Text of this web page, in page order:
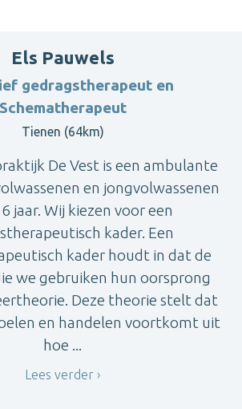
Els Pauwels
gedragstherapeut en
Schematherapeut
Tienen (64km)
De Vest is een ambulante
en jongvolwassenen
jaar. Wij kiezen voor een
kader. Een
kader houdt in dat de
we gebruiken hun oorsprong
Deze theorie stelt dat
en handelen voortkomt uit
hoe ...
Lees verder